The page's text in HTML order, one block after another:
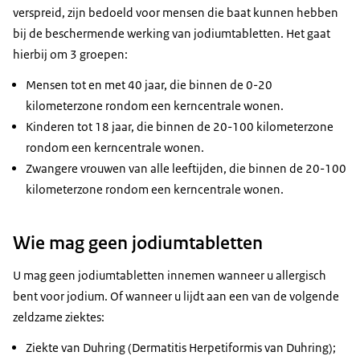
verspreid, zijn bedoeld voor mensen die baat kunnen hebben
bij de beschermende werking van jodiumtabletten. Het gaat
hierbij om 3 groepen:
Mensen tot en met 40 jaar, die binnen de 0-20
kilometerzone rondom een kerncentrale wonen.
Kinderen tot 18 jaar, die binnen de 20-100 kilometerzone
rondom een kerncentrale wonen.
Zwangere vrouwen van alle leeftijden, die binnen de 20-100
kilometerzone rondom een kerncentrale wonen.
Wie mag geen jodiumtabletten
U mag geen jodiumtabletten innemen wanneer u allergisch
bent voor jodium. Of wanneer u lijdt aan een van de volgende
zeldzame ziektes:
Ziekte van Duhring (Dermatitis Herpetiformis van Duhring);